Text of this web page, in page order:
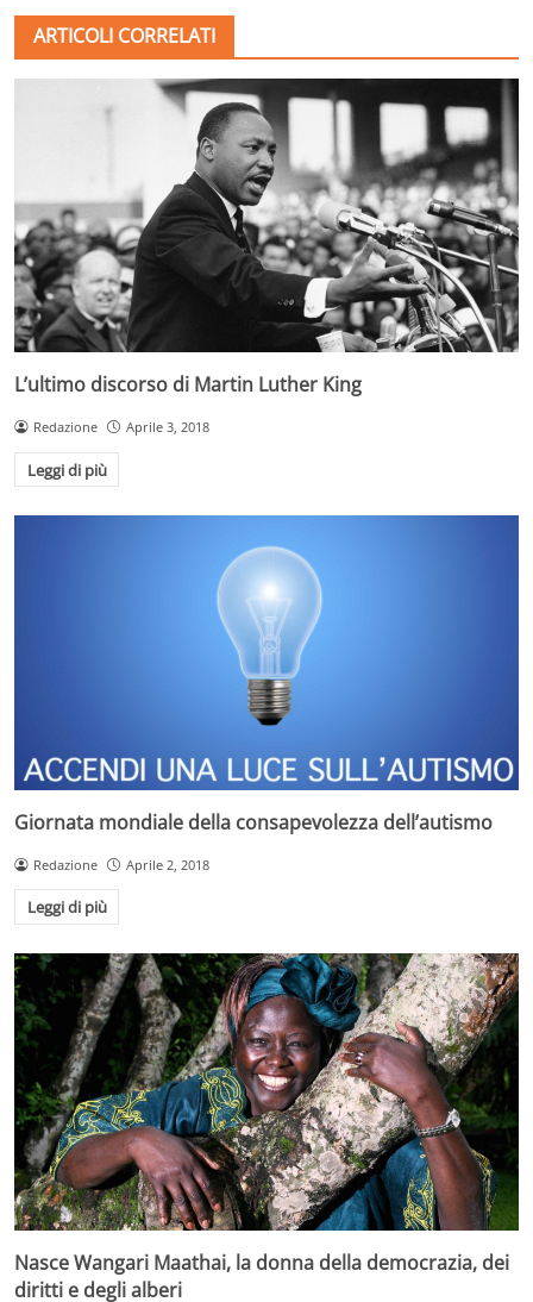
ARTICOLI CORRELATI
L’ultimo discorso di Martin Luther King
Redazione Aprile 3, 2018
Leggi di più
Giornata mondiale della consapevolezza dell’autismo
Redazione Aprile 2, 2018
Leggi di più
Nasce Wangari Maathai, la donna della democrazia, dei
diritti e degli alberi